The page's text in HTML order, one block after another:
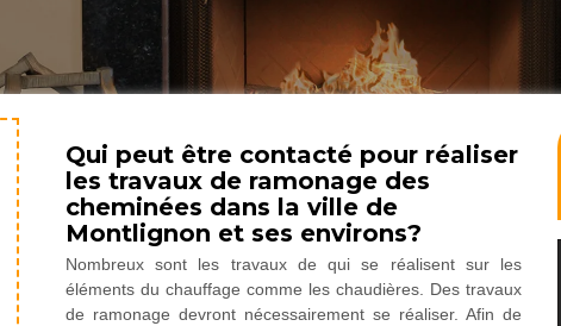
Qui peut être contacté pour réaliser
les travaux de ramonage des
cheminées dans la ville de
Montlignon et ses environs?
Nombreux sont les travaux de qui se réalisent sur les
éléments du chauffage comme les chaudières. Des travaux
de ramonage devront nécessairement se réaliser. Afin de